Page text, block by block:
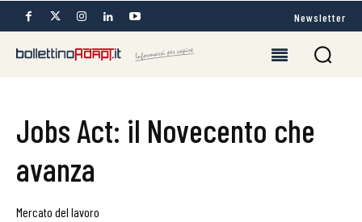
Newsletter
Jobs Act: il Novecento che
avanza
Mercato del lavoro